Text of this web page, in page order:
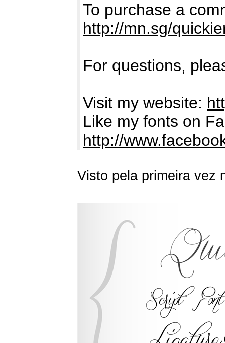
To purchase a
http://mn.sg/
For questions,
Visit my website:
Like my fonts on
http://
Visto pela primeira vez